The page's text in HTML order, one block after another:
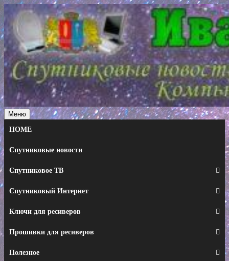
Перейти
к
содержимому
Меню
HOME
Спутниковые новости
Спутниковое ТВ
Спутниковый Интернет
Ключи для ресиверов
Прошивки для ресиверов
Полезное